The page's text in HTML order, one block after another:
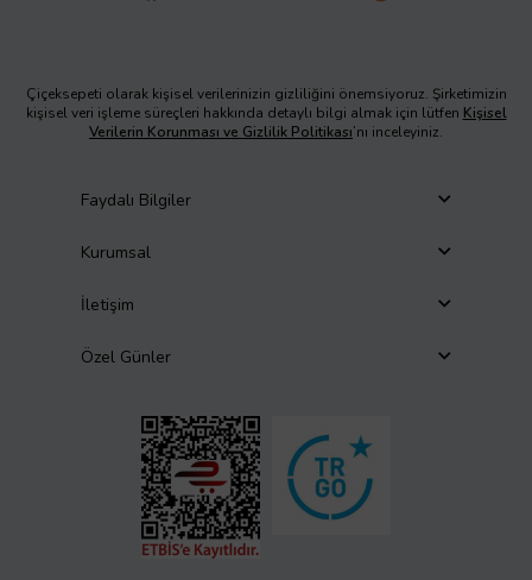
Çiçeksepeti olarak kişisel verilerinizin gizliliğini önemsiyoruz. Şirketimizin
kişisel veri işleme süreçleri hakkında detaylı bilgi almak için lütfen Kişisel
Verilerin Korunması ve Gizlilik Politikası’nı inceleyiniz.
Faydalı Bilgiler
Kurumsal
İletişim
Özel Günler